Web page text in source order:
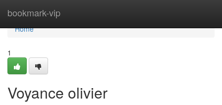
bookmark-vip
Home
Home
1
Voyance olivier